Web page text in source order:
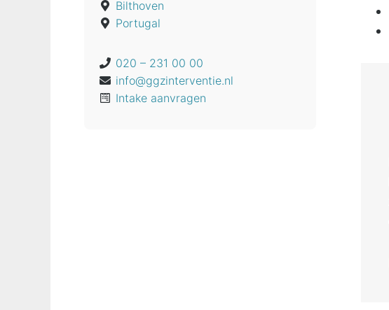
Bilthoven
Portugal
020 – 231 00 00
info@ggzinterventie.nl
Intake aanvragen